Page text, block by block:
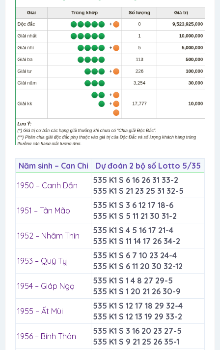
Năm sinh – Can Chi
Dự đoán 2 bộ số Lotto 5/35
1950 – Canh Dần
535 K1 S 6 16 26 31 33-2
535 K1 S 21 23 25 31 32-5
1951 – Tân Mão
535 K1 S 3 6 12 17 18-6
535 K1 S 5 11 21 30 31-2
1952 – Nhâm Thìn
535 K1 S 4 5 16 17 21-4
535 K1 S 11 14 17 26 34-2
1953 – Quý Tỵ
535 K1 S 6 7 10 23 24-4
535 K1 S 6 11 20 30 32-12
1954 – Giáp Ngọ
535 K1 S 1 4 8 27 29-5
535 K1 S 1 20 21 26 30-9
1955 – Ất Mùi
535 K1 S 12 17 18 29 32-4
535 K1 S 12 13 19 29 33-2
1956 – Bính Thân
535 K1 S 3 16 20 23 27-5
535 K1 S 9 21 25 26 35-1